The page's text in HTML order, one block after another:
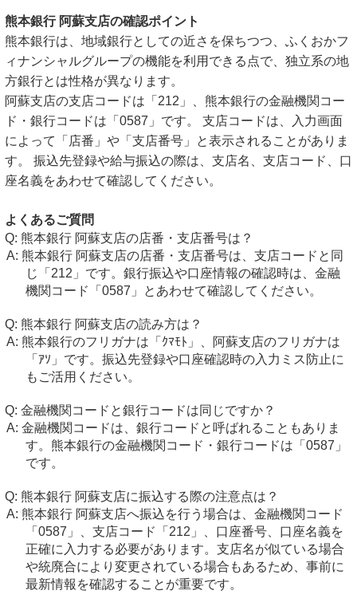
熊本銀行 阿蘇支店の確認ポイント
熊本銀行は、地域銀行としての近さを保ちつつ、ふくおかフ
ィナンシャルグループの機能を利用できる点で、独立系の地
方銀行とは性格が異なります。
阿蘇支店の支店コードは「212」、熊本銀行の金融機関コー
ド・銀行コードは「0587」です。 支店コードは、入力画面
によって「店番」や「支店番号」と表示されることがありま
す。 振込先登録や給与振込の際は、支店名、支店コード、口
座名義をあわせて確認してください。
よくあるご質問
熊本銀行 阿蘇支店の店番・支店番号は？
熊本銀行 阿蘇支店の店番・支店番号は、支店コードと同
じ「212」です。銀行振込や口座情報の確認時は、金融
機関コード「0587」とあわせて確認してください。
熊本銀行 阿蘇支店の読み方は？
熊本銀行のフリガナは「ｸﾏﾓﾄ」、阿蘇支店のフリガナは
「ｱｿ」です。振込先登録や口座確認時の入力ミス防止に
もご活用ください。
金融機関コードと銀行コードは同じですか？
金融機関コードは、銀行コードと呼ばれることもありま
す。熊本銀行の金融機関コード・銀行コードは「0587」
です。
熊本銀行 阿蘇支店に振込する際の注意点は？
熊本銀行 阿蘇支店へ振込を行う場合は、金融機関コード
「0587」、支店コード「212」、口座番号、口座名義を
正確に入力する必要があります。支店名が似ている場合
や統廃合により変更されている場合もあるため、事前に
最新情報を確認することが重要です。